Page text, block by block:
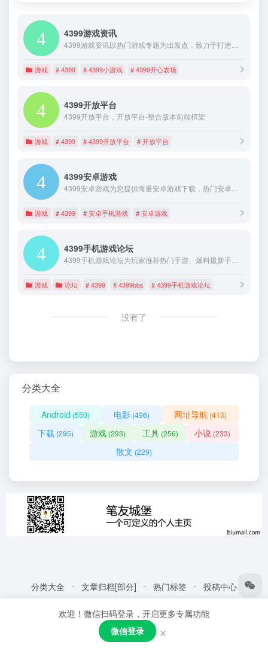
4399游戏资讯
游戏 # 4399 # 4399小游戏 # 4399开心农场
4399开放平台
4399开放平台，开放平台-整合版本前端框架
游戏 # 4399 # 4399开放平台 # 开放平台
4399安卓游戏
游戏 # 4399 # 安卓手机游戏 # 安卓游戏
4399手机游戏论坛
游戏 论坛 # 4399 # 4399bbs # 4399手机游戏论坛
没有了
分类大全
Android (550) 电影 (496) 网址导航 (413)
下载 (295) 游戏 (293) 工具(256) 小说 (233)
散文 (229)
分类大全 文章归档[部分] 热门标签
投稿中心
笔友城堡 - 阅读是一种生活方式
2021001387号 粤公网安备44030002005109号
欢迎！微信扫码登录，开启更多专属功能
微信登录
×